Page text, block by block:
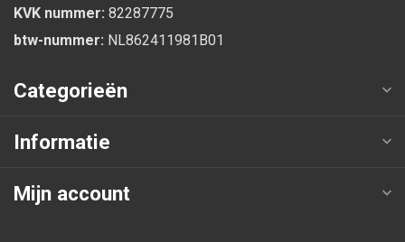
KVK nummer: 82287775
btw-nummer: NL862411981B01
Categorieën
Informatie
Mijn account